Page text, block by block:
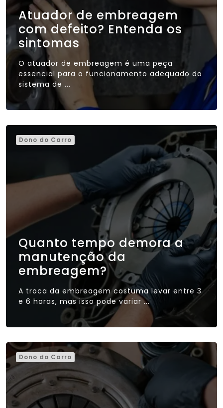
Atuador de embreagem
com defeito? Entenda os
sintomas
O atuador de embreagem é uma peça
essencial para o funcionamento adequado do
sistema de ...
Dono do Carro
Quanto tempo demora a
manutenção da
embreagem?
A troca da embreagem costuma levar entre 3
e 6 horas, mas isso pode variar ...
Dono do Carro